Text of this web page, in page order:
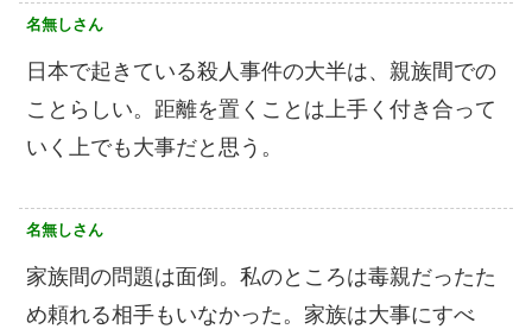
名無しさん
日本で起きている殺人事件の大半は、親族間での
ことらしい。距離を置くことは上手く付き合って
いく上でも大事だと思う。
名無しさん
家族間の問題は面倒。私のところは毒親だったた
め頼れる相手もいなかった。家族は大事にすべ